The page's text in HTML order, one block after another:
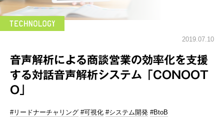
2019.07.10
音声解析による商談営業の効率化を支援
する対話音声解析システム「CONOOT
O」
#リードナーチャリング #可視化 #システム開発 #BtoB